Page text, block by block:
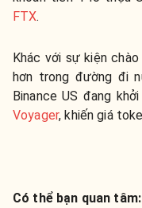
FTX.
Khác với sự kiện
hơn trong đường đi
Binance US đang
Voyager, khiến giá
Có thể bạn quan tâm: